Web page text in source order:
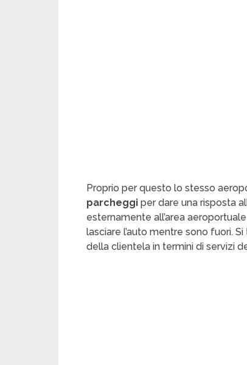
Proprio per questo lo stesso
parcheggi per dare una risposta
esternamente all’area
lasciare l’auto mentre sono fuori.
della clientela in termini di servizi